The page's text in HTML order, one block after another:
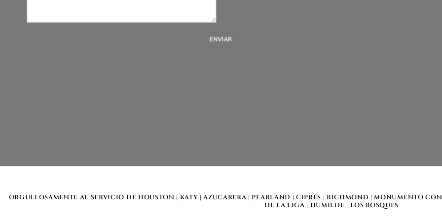
ORGULLOSAMENTE AL SERVICIO DE HOUSTON | KATY |AZUCARERA | PEARLAND | CIPRÉS | RICHMOND |MONUMENTO
DE LA LIGA | HUMILDE | LOS BOSQUES